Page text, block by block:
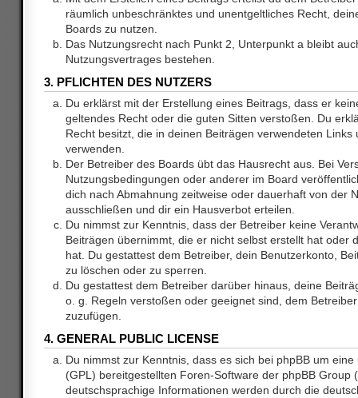
räumlich unbeschränktes und unentgeltliches Recht,
Boards zu nutzen.
Das Nutzungsrecht nach Punkt 2, Unterpunkt a bleibt
Nutzungsvertrages bestehen.
3. PFLICHTEN DES NUTZERS
Du erklärst mit der Erstellung eines Beitrags, dass er
geltendes Recht oder die guten Sitten verstoßen. Du
Recht besitzt, die in deinen Beiträgen verwendeten Links
verwenden.
Der Betreiber des Boards übt das Hausrecht aus. Bei
Nutzungsbedingungen oder anderer im Board
dich nach Abmahnung zeitweise oder dauerhaft von der
ausschließen und dir ein Hausverbot erteilen.
Du nimmst zur Kenntnis, dass der Betreiber keine
Beiträgen übernimmt, die er nicht selbst erstellt hat oder
hat. Du gestattest dem Betreiber, dein Benutzerkonto,
zu löschen oder zu sperren.
Du gestattest dem Betreiber darüber hinaus, deine
o. g. Regeln verstoßen oder geeignet sind, dem
zuzufügen.
4. GENERAL PUBLIC LICENSE
Du nimmst zur Kenntnis, dass es sich bei phpBB um
(GPL) bereitgestellten Foren-Software der phpBB Group
deutschsprachige Informationen werden durch die